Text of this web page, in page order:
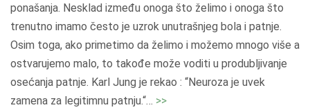
ponašanja. Nesklad između onoga što želimo i onoga što
trenutno imamo često je uzrok unutrašnjeg bola i patnje.
Osim toga, ako primetimo da želimo i možemo mnogo više a
ostvarujemo malo, to takođe može voditi u produbljivanje
osećanja patnje. Karl Jung je rekao : “Neuroza je uvek
zamena za legitimnu patnju.“… >>"